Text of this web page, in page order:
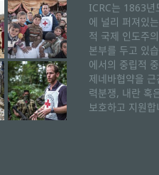
ICRC는 1863년
에 널리 퍼져있
적 국제 인도주
본부를 두고 있
에서의 중립적
제네바협약을 근
력분쟁, 내란 혹
보호하고 지원합